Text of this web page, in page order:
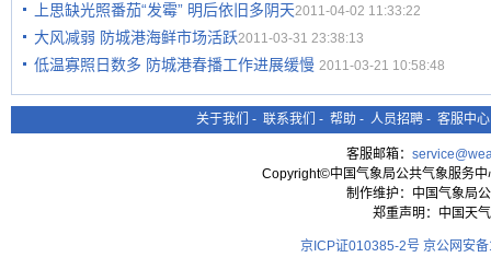
上思缺光照番茄“发霉” 明后依旧多阴天2011-04-02 11:33:22
大风减弱 防城港海鲜市场活跃2011-03-31 23:38:13
低温寡照日数多 防城港春播工作进展缓慢 2011-03-21 10:58:48
关于我们 - 联系我们 - 帮助 - 人员招聘 - 客服中心
客服邮箱：
Copyright©中国气象局公共气象服务
制作维护：中国气象局
郑重声明：中国天
京ICP证010385-2号 京公网安